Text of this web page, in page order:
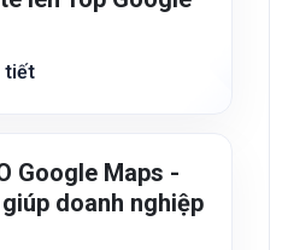
tiết
Google Maps -
doanh nghiệp